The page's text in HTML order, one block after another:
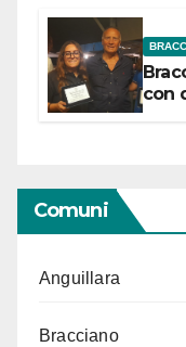
con
Comuni
Anguillara
Bracciano